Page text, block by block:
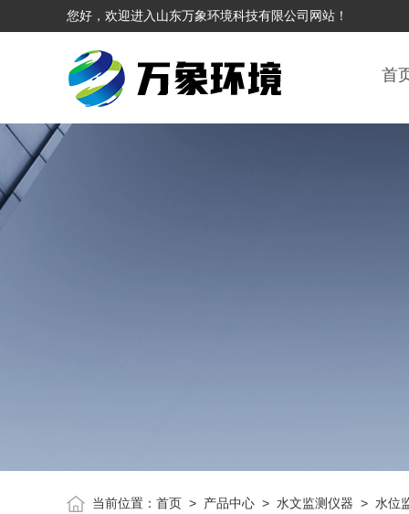
您好，欢迎进入山东万象环境科技有限公司网站！
首
当前位置： 首页> 产品中心> 水文监测仪器 > 水位